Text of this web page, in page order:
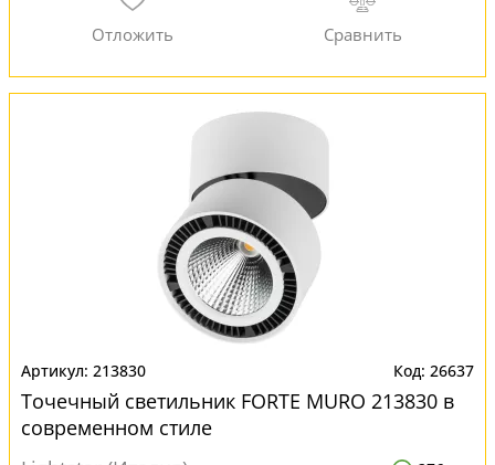
213830 26637
Точечный светильник FORTE MURO 213830 в
современном стиле